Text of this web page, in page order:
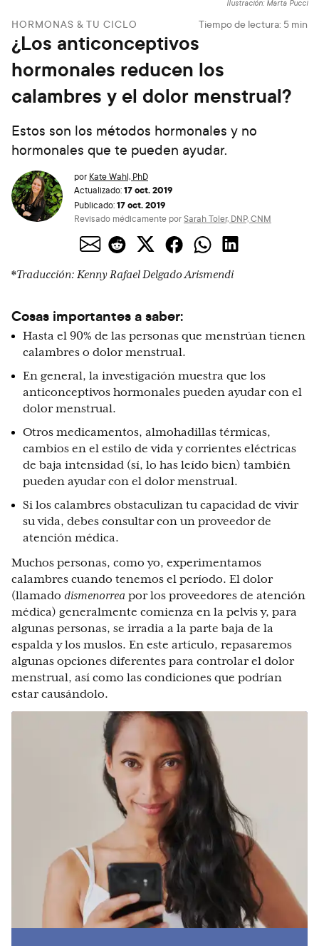
Ilustración: Marta Pucci
HORMONAS & TU CICLO Tiempo de lectura: 5 min
¿Los anticonceptivos
hormonales reducen los
calambres y el dolor menstrual?
Estos son los métodos hormonales y no
hormonales que te pueden ayudar.
por Kate Wahl, PhD
Actualizado:17 oct. 2019
Publicado:17 oct. 2019
Revisado médicamente porSarah Toler, DNP, CNM
*Traducción: Kenny Rafael Delgado Arismendi
Cosas importantes a saber:
Hasta el 90% de las personas que menstrúan tienen
calambres o dolor menstrual.
En general, la investigación muestra que los
anticonceptivos hormonales pueden ayudar con el
dolor menstrual.
Otros medicamentos, almohadillas térmicas,
cambios en el estilo de vida y corrientes eléctricas
de baja intensidad (sí, lo has leído bien) también
pueden ayudar con el dolor menstrual.
Si los calambres obstaculizan tu capacidad de vivir
su vida, debes consultar con un proveedor de
atención médica.
Muchos personas, como yo, experimentamos
calambres cuando tenemos el período. El dolor
(llamado dismenorrea por los proveedores de atención
médica) generalmente comienza en la pelvis y, para
algunas personas, se irradia a la parte baja de la
espalda y los muslos. En este artículo, repasaremos
algunas opciones diferentes para controlar el dolor
menstrual, así como las condiciones que podrían
estar causándolo.